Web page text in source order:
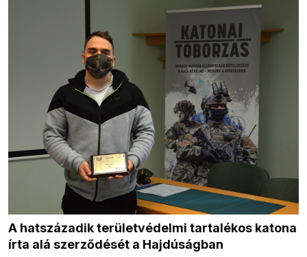
A hatszázadik területvédelmi tartalékos katona
írta alá szerződését a Hajdúságban